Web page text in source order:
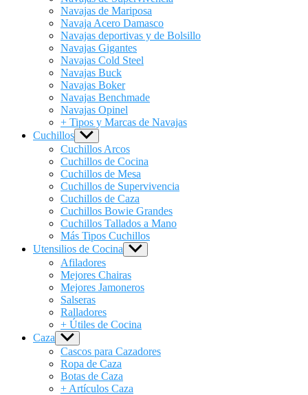
Navajas de Mariposa
Navaja Acero Damasco
Navajas deportivas y de Bolsillo
Navajas Gigantes
Navajas Cold Steel
Navajas Buck
Navajas Boker
Navajas Benchmade
Navajas Opinel
+ Tipos y Marcas de Navajas
Cuchillos Show
sub
menu
Cuchillos Arcos
Cuchillos de Cocina
Cuchillos de Mesa
Cuchillos de Supervivencia
Cuchillos de Caza
Cuchillos Bowie Grandes
Cuchillos Tallados a Mano
Más Tipos Cuchillos
Utensilios de Cocina Show
sub
Afiladores
Mejores Chairas
Mejores Jamoneros
Salseras
Ralladores
+ Útiles de Cocina
Caza Show
sub
menu
Cascos para Cazadores
Ropa de Caza
Botas de Caza
+ Artículos Caza